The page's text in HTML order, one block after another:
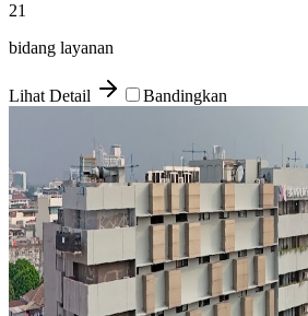
21
bidang layanan
Lihat Detail Bandingkan